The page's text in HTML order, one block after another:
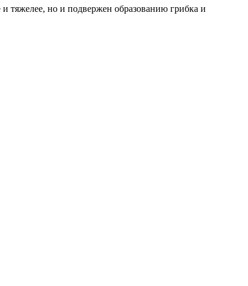
тяжелее, но и подвержен образованию грибка и